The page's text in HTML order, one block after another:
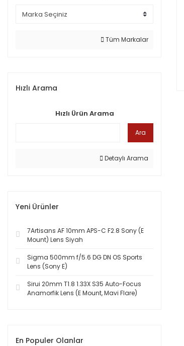
Tüm Markalar
Hızlı Arama
Hızlı Ürün Arama
Ara
Detaylı Arama
Yeni Ürünler
7Artisans AF 10mm APS-C F2.8 Sony (E
Mount) Lens Siyah
Sigma 500mm f/5.6 DG DN OS Sports
Lens (Sony E)
Sirui 20mm T1.8 1.33X S35 Auto-Focus
Anamorfik Lens (E Mount, Mavi Flare)
En Populer Olanlar